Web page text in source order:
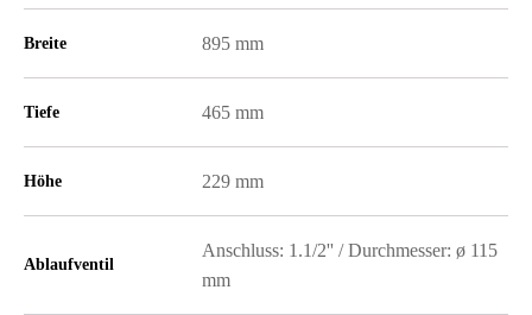
Breite 895 mm
Tiefe 465 mm
Höhe 229 mm
Ablaufventil
Anschluss: 1.1/2'' / Durchmesser: ø 115
mm